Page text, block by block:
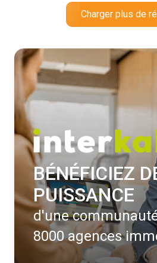
Charger plus de
BÉNÉFICIEZ
PUISSANCE
d'une
8000 agences